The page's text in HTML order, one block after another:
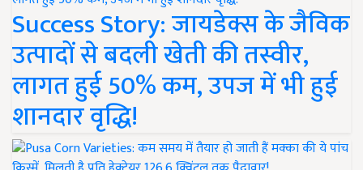
Success Story: जायडेक्स के जैविक
उत्पादों से बदली खेती की तस्वीर,
लागत हुई 50% कम, उपज में भी हुई
शानदार वृद्धि!